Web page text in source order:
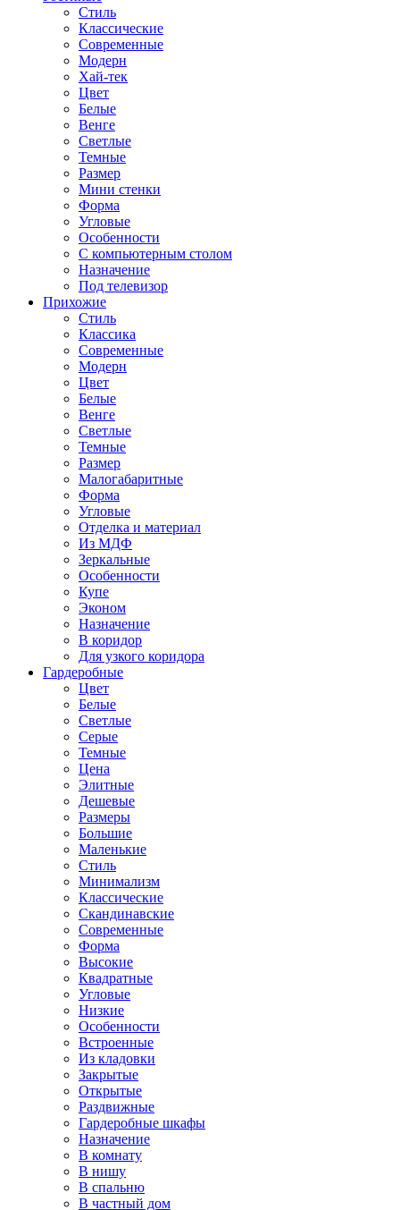
Стиль
Классические
Современные
Модерн
Хай-тек
Цвет
Белые
Венге
Светлые
Темные
Размер
Мини стенки
Форма
Угловые
Особенности
С компьютерным столом
Назначение
Под телевизор
Прихожие
Стиль
Классика
Современные
Модерн
Цвет
Белые
Венге
Светлые
Темные
Размер
Малогабаритные
Форма
Угловые
Отделка и материал
Из МДФ
Зеркальные
Особенности
Купе
Эконом
Назначение
В коридор
Для узкого коридора
Гардеробные
Цвет
Белые
Светлые
Серые
Темные
Цена
Элитные
Дешевые
Размеры
Большие
Маленькие
Стиль
Минимализм
Классические
Скандинавские
Современные
Форма
Высокие
Квадратные
Угловые
Низкие
Особенности
Встроенные
Из кладовки
Закрытые
Открытые
Раздвижные
Гардеробные шкафы
Назначение
В комнату
В нишу
В спальню
В частный дом